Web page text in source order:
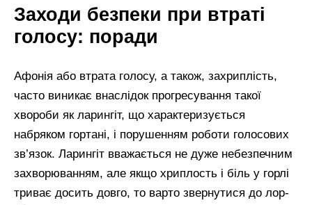
Заходи безпеки при втраті
голосу: поради
Афонія або втрата голосу, а також, захриплість,
часто виникає внаслідок прогресування такої
хвороби як ларингіт, що характеризується
набряком гортані, і порушенням роботи голосових
зв’язок. Ларингіт вважається не дуже небезпечним
захворюванням, але якщо хриплость і біль у горлі
триває досить довго, то варто звернутися до лор-